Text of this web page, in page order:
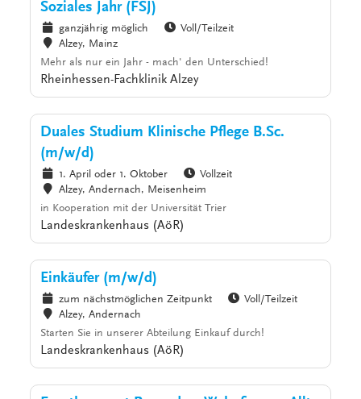
Soziales Jahr (FSJ)
ganzjährig möglich
Voll/Teilzeit
Alzey, Mainz
Mehr als nur ein Jahr - mach' den Unterschied!
Rheinhessen-Fachklinik Alzey
Duales Studium Klinische Pflege B.Sc.
(m/w/d)
1. April oder 1. Oktober
Vollzeit
Alzey, Andernach, Meisenheim
in Kooperation mit der Universität Trier
Landeskrankenhaus (AöR)
Einkäufer (m/w/d)
zum nächstmöglichen Zeitpunkt
Voll/Teilzeit
Alzey, Andernach
Starten Sie in unserer Abteilung Einkauf durch!
Landeskrankenhaus (AöR)